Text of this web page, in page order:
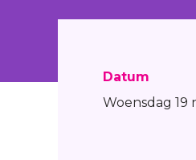
Datum
Woensdag 19